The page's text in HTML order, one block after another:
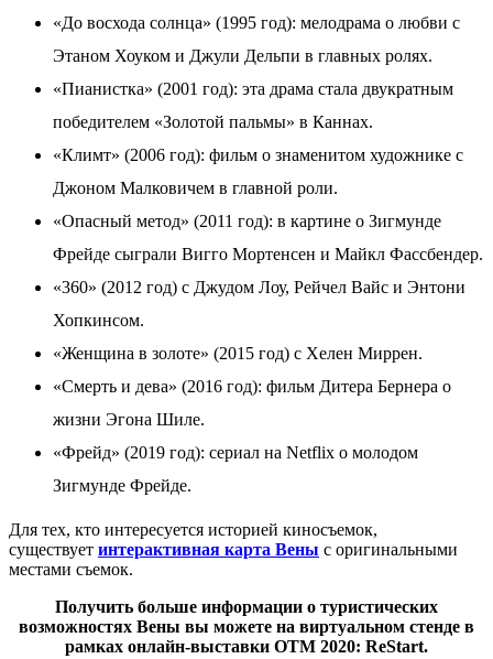
«До восхода солнца» (1995 год): мелодрама о любви с
Этаном Хоуком и Джули Дельпи в главных ролях.
«Пианистка» (2001 год): эта драма стала двукратным
победителем «Золотой пальмы» в Каннах.
«Климт» (2006 год): фильм о знаменитом художнике с
Джоном Малковичем в главной роли.
«Опасный метод» (2011 год): в картине о Зигмунде
Фрейде сыграли Вигго Мортенсен и Майкл Фассбендер.
«360» (2012 год) с Джудом Лоу, Рейчел Вайс и Энтони
Хопкинсом.
«Женщина в золоте» (2015 год) с Хелен Миррен.
«Смерть и дева» (2016 год): фильм Дитера Бернера о
жизни Эгона Шиле.
«Фрейд» (2019 год): сериал на Netflix о молодом
Зигмунде Фрейде.
Для тех, кто интересуется историей киносъемок,
существует интерактивная карта Вены с оригинальными
местами съемок.
Получить больше информации о туристических
возможностях Вены вы можете на виртуальном стенде в
рамках онлайн-выставки OTM 2020: ReStart.